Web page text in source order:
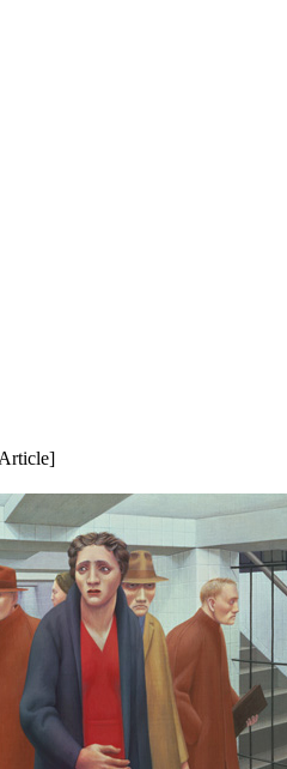
[pdf_attachment file="1" name="Download Article"]